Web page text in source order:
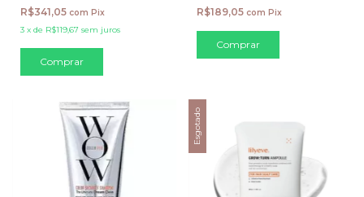
R$341,05 com Pix
3 x de R$119,67 sem juros
R$189,05 com Pix
Esgotado